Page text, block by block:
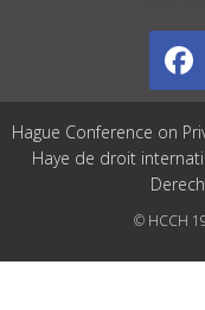
Hague Conference on
Haye de droit
© HCCH